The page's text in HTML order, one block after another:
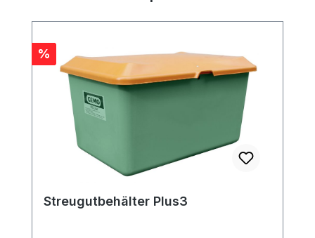
Rabatt
%
Streugutbehälter Plus3